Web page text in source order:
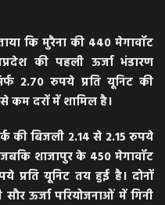
कि मुरैना की 440 मेगावॉट
की पहली ऊर्जा भंडारण
2.70 रुपये प्रति यूनिट की
कम दरों में शामिल है।
की बिजली 2.14 से 2.15 रुपये
शाजापुर के 450 मेगावॉट
प्रति यूनिट तय हुई है। दोनों
ऊर्जा परियोजनाओं में गिनी